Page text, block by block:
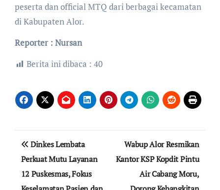
peserta dan official MTQ dari berbagai kecamatan
di Kabupaten Alor.
Reporter : Nursan
Berita ini dibaca : 40
Navigasi
pos
Dinkes Lembata
Perkuat Mutu Layanan
12 Puskesmas, Fokus
Wabup Alor Resmikan
Kantor KSP Kopdit Pintu
Air Cabang Moru,